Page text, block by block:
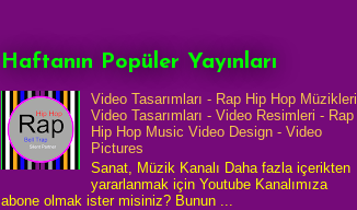
Haftanın Popüler Yayınları
Video Tasarımları - Rap Hip Hop Müzikleri
Video Tasarımları - Video Resimleri - Rap
Hip Hop Music Video Design - Video
Pictures
Sanat, Müzik Kanalı Daha fazla içerikten
yararlanmak için Youtube Kanalımıza
abone olmak ister misiniz? Bunun ...